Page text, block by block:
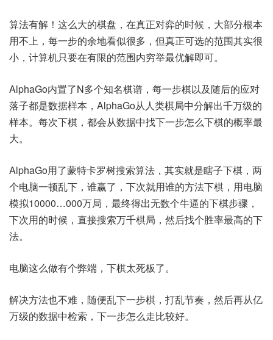
算法有解！这么大的棋盘，在真正对弈的时候，大部分根本
用不上，每一步的余地看似很多，但真正可选的范围其实很
小，计算机只要在有限的范围内穷举最优解即可。
AlphaGo内置了N多个知名棋谱，每一步棋以及随后的应对
落子都是数据样本，AlphaGo从人类棋局中分解出千万级的
样本。每次下棋，都会从数据中找下一步怎么下棋的概率最
大。
AlphaGo用了蒙特卡罗树搜索算法，其实就是瞎子下棋，两
个电脑一顿乱下，谁赢了，下次就用谁的方法下棋，用电脑
模拟10000…000万局，最终得出无数个牛逼的下棋步骤，
下次用的时候，直接搜索万千棋局，然后找个胜率最高的下
法。
电脑这么做有个弊端，下棋太死板了。
解决方法也不难，随便乱下一步棋，打乱节奏，然后再从亿
万级的数据中检索，下一步怎么走比较好。